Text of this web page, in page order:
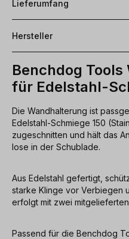
Lieferumfang
Hersteller
Benchdog
für Edelstahl-
Die Wandhalterung ist
Edelstahl-Schmiege 150
zugeschnitten und hält das
lose in der Schublade.
Aus Edelstahl gefertigt,
starke Klinge vor Verbiegen
erfolgt mit zwei
Passend für die Benchdog